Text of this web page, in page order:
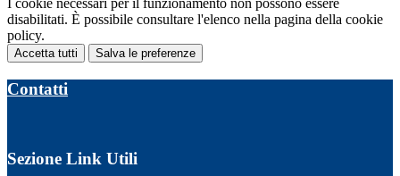
I cookie necessari per il funzionamento non possono essere
disabilitati. È possibile consultare l'elenco nella pagina della cookie
policy.
Accetta tutti Salva le preferenze
Contatti
Sezione Link Utili